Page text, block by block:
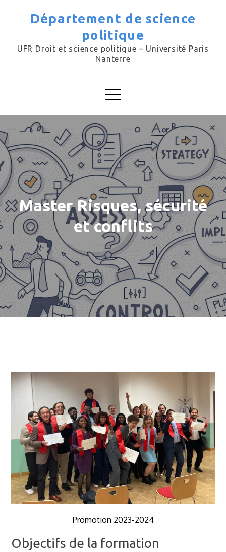
Département de science
politique
UFR Droit et science politique – Université Paris
Nanterre
Master Risques, sécurité
et conflits
Promotion 2023-2024
Objectifs de la formation